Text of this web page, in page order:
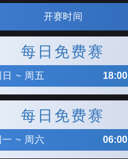
开赛时间
每日免费赛
日 ~ 周五 18:00
每日免费赛
一 ~ 周六 06:00